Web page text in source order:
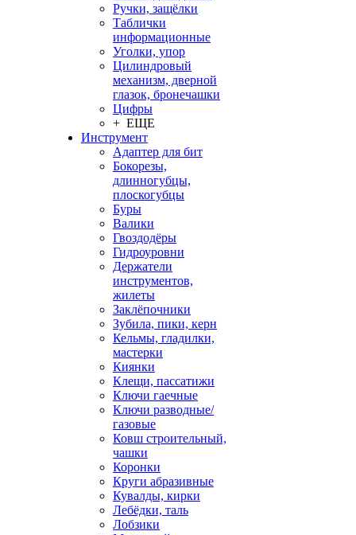
Ручки, защёлки
Таблички
информационные
Уголки, упор
Цилиндровый
механизм, дверной
глазок, бронечашки
Цифры
+ ЕЩЕ
Инструмент
Адаптер для бит
Бокорезы,
длинногубцы,
плоскогубцы
Буры
Валики
Гвоздодёры
Гидроуровни
Держатели
инструментов,
жилеты
Заклёпочники
Зубила, пики, керн
Кельмы, гладилки,
мастерки
Киянки
Клещи, пассатижи
Ключи гаечные
Ключи разводные/
газовые
Ковш строительный,
чашки
Коронки
Круги абразивные
Кувалды, кирки
Лебёдки, таль
Лобзики